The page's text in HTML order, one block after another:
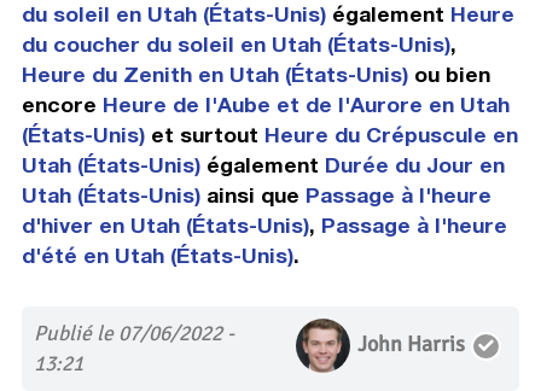
du soleil en Utah (États-Unis)également Heure
du coucher du soleil en Utah (États-Unis),
Heure du Zenith en Utah (États-Unis)ou bien
encore Heure de l'Aube et de l'Aurore en Utah
(États-Unis)et surtout Heure du Crépuscule en
Utah (États-Unis)également Durée du Jour en
Utah (États-Unis)ainsi que Passage à l'heure
d'hiver en Utah (États-Unis), Passage à l'heure
d'été en Utah (États-Unis).
Publié le 07/06/2022 -
13:21
John Harris